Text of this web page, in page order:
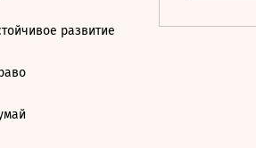
развитие